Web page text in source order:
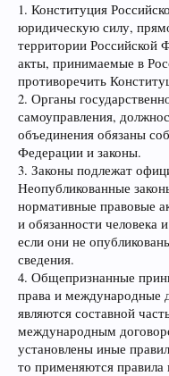
1. Конституция
юридическую силу,
территории Российской
акты, принимаемые в
противоречить
2. Органы
самоуправления,
объединения обязаны
Федерации и законы.
3. Законы подлежат
Неопубликованные
нормативные правовые
и обязанности человека
если они не
сведения.
4. Общепризнанные
права и международные
являются составной
международным
установлены иные
то применяются